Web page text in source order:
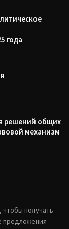
года
решений общих
механизм
получать
предложения